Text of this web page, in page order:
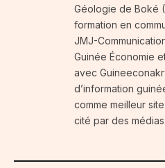
Géologie de Boké
formation en
JMJ-
Guinée Économie
avec
d’information
comme meilleur
cité par des